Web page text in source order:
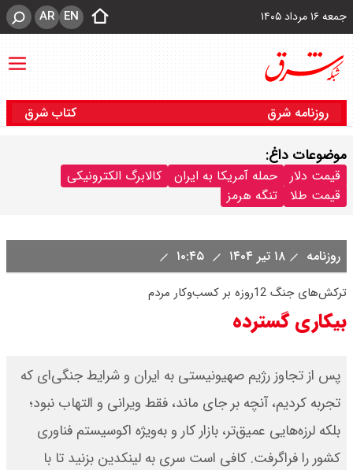
جمعه ۱۶ مرداد ۱۴۰۵ EN
AR
روزنامه شرق کتاب شرق
موضوعات داغ:
قیمت دلار حمله آمریکا به ایران
کالابرگ الکترونیکی
قیمت طلا
تنگه هرمز
روزنامه ۱۸ تیر ۱۴۰۴
ترکش‌های جنگ 12‌روزه بر کسب‌و‌کار مردم
بیکاری گسترده
پس از تجاوز رژیم صهیونیستی به ایران و شرایط جنگی‌ای که
تجربه کردیم، آنچه بر جای ماند، فقط ویرانی و التهاب نبود؛
بلکه لرزه‌هایی عمیق‌تر، بازار کار و به‌ویژه اکوسیستم فناوری
کشور را فراگرفت. کافی‌ است سری به لینکدین بزنید تا با